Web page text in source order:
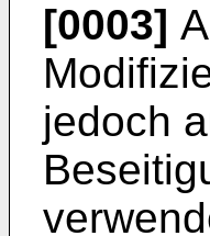
[0003]
jedoch